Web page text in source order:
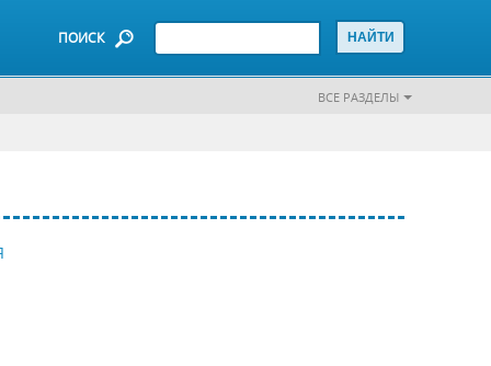
ПОИСК
ВСЕ РАЗДЕЛЫ